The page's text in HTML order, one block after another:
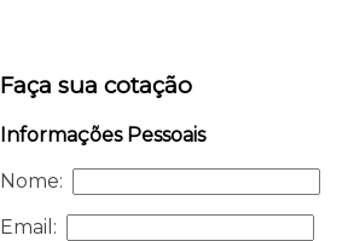
Faça sua cotação
Informações Pessoais
Nome:
Email: